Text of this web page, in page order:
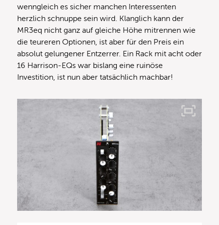
wenngleich es sicher manchen Interessenten
herzlich schnuppe sein wird. Klanglich kann der
MR3eq nicht ganz auf gleiche Höhe mitrennen wie
die teureren Optionen, ist aber für den Preis ein
absolut gelungener Entzerrer. Ein Rack mit acht oder
16 Harrison-EQs war bislang eine ruinöse
Investition, ist nun aber tatsächlich machbar!